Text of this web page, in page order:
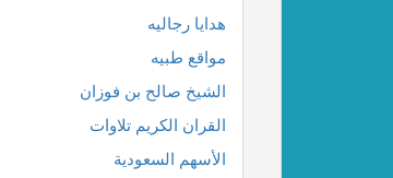
هدايا رجاليه
مواقع طبيه
الشيخ صالح بن فوزان
القران الكريم تلاوات
الأسهم السعودية